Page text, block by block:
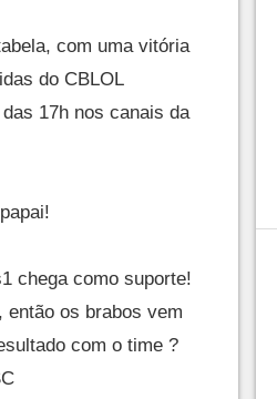
com uma vitória
do CBLOL
17h nos canais da
chega como suporte!
os brabos vem
com o time ?